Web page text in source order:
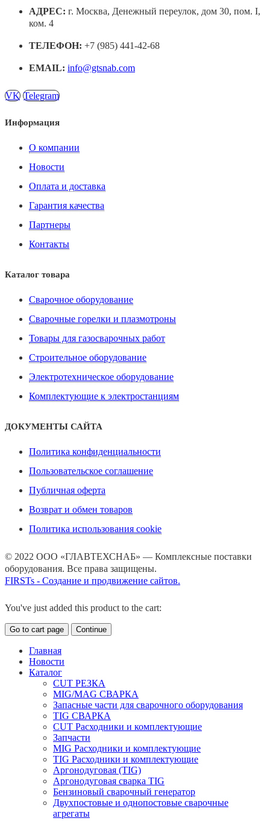
АДРЕС: г. Москва, Денежный переулок, дом 30, пом. I,
ком. 4
ТЕЛЕФОН: +7 (985) 441-42-68
EMAIL: info@gtsnab.com
VK Telegram
Информация
О компании
Новости
Оплата и доставка
Гарантия качества
Партнеры
Контакты
Каталог товара
Сварочное оборудование
Сварочные горелки и плазмотроны
Товары для газосварочных работ
Строительное оборудование
Электротехническое оборудование
Комплектующие к электростанциям
ДОКУМЕНТЫ САЙТА
Политика конфиденциальности
Пользовательское соглашение
Публичная оферта
Возврат и обмен товаров
Политика использования cookie
© 2022 ООО «ГЛАВТЕХСНАБ» — Комплексные поставки
оборудования. Все права защищены.
FIRSTs - Создание и продвижение сайтов.
You've just added this product to the cart:
Go to cart page Continue
Главная
Новости
Каталог
CUT РЕЗКА
MIG/MAG СВАРКА
Запасные части для сварочного оборудования
TIG СВАРКА
CUT Расходники и комплектующие
Запчасти
MIG Расходники и комплектующие
TIG Расходники и комплектующие
Аргонодуговая (TIG)
Аргонодуговая сварка TIG
Бензиновый сварочный генератор
Двухпостовые и однопостовые сварочные
агрегаты